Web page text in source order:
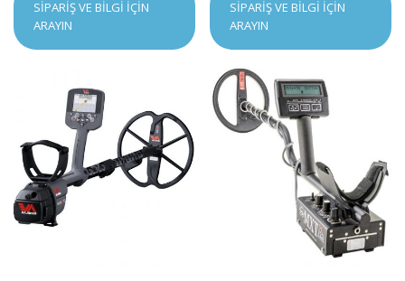
SIPARIŞ VE BILGI İÇIN
ARAYIN
SIPARIŞ VE BILGI İÇIN
ARAYIN